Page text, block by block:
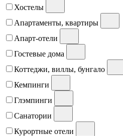
Хостелы
Апартаменты, квартиры
Апарт-отели
Гостевые дома
Коттеджи, виллы, бунгало
Кемпинги
Глэмпинги
Санатории
Курортные отели